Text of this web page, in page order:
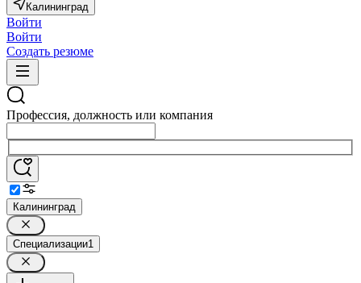
Калининград
Войти
Войти
Создать резюме
Профессия, должность или компания
Калининград
Специализации1